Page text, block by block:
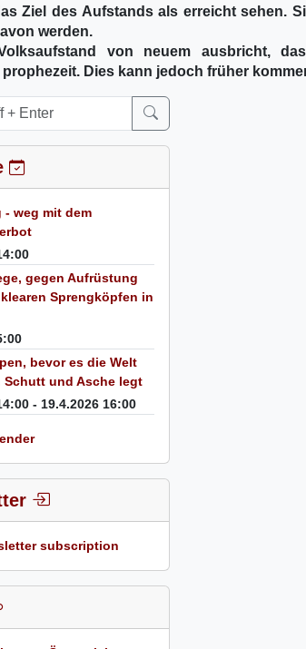
Ziel des Aufstands als erreicht sehen.
werden.
von neuem ausbricht,
Dies kann jedoch früher
weg mit dem
gegen Aufrüstung
Sprengköpfen in
bevor es die Welt
Schutt und Asche legt
- 19.4.2026 16:00
subscription